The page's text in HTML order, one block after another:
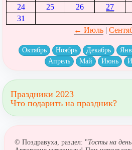
24
25 26 27
31
← Июль|
Октябрь Ноябрь Декабрь
Апрель
Май Июнь
Праздники 2023
Что подарить на праздник?
© Поздравуха, раздел: "Тосты на